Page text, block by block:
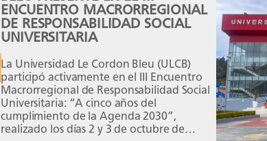
ENCUENTRO MACRORREGIONAL
DE RESPONSABILIDAD SOCIAL
UNIVERSITARIA
La Universidad Le Cordon Bleu (ULCB)
participó activamente en el III Encuentro
Macrorregional de Responsabilidad Social
Universitaria: “A cinco años del
cumplimiento de la Agenda 2030”,
realizado los días 2 y 3 de octubre de